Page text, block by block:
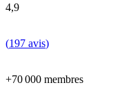
4,9
(197 avis)
+70 000 membres